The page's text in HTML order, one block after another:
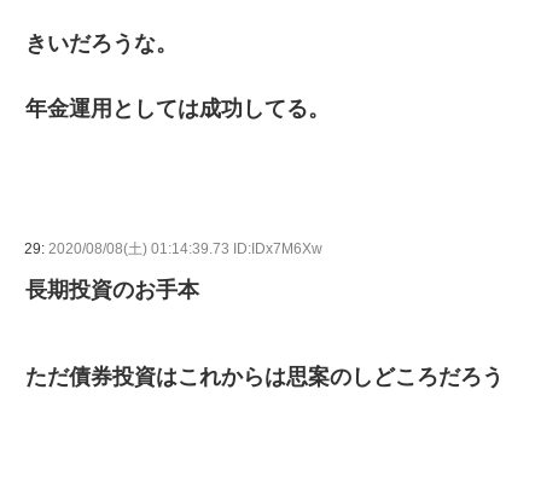
きいだろうな。
年金運用としては成功してる。
29: 2020/08/08(土) 01:14:39.73 ID:IDx7M6Xw
長期投資のお手本
ただ債券投資はこれからは思案のしどころだろう